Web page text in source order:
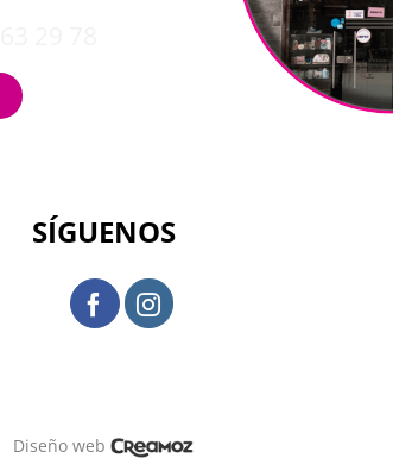
SÍGUENOS
Diseño web